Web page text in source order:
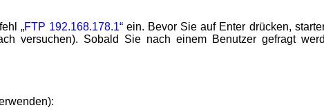
„FTP 192.168.178.1“ ein. Bevor Sie auf Enter drücken,
versuchen). Sobald Sie nach einem Benutzer gefragt